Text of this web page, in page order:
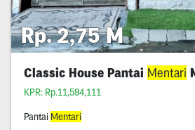
Rp. 2,75 M
Classic House Pantai Mentari
KPR: Rp.11,594,111
Pantai Mentari